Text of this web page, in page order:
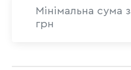
Мінімальна сума
грн